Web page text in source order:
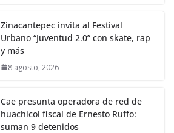
Zinacantepec invita al Festival
Urbano “Juventud 2.0” con skate, rap
y más
8 agosto, 2026
Cae presunta operadora de red de
huachicol fiscal de Ernesto Ruffo:
suman 9 detenidos